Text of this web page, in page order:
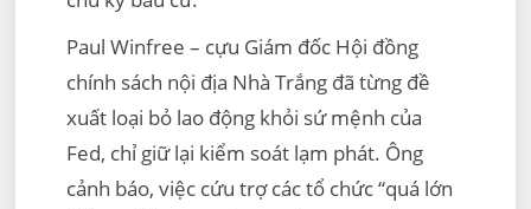
Paul Winfree – cựu Giám đốc Hội đồng
chính sách nội địa Nhà Trắng đã từng đề
xuất loại bỏ lao động khỏi sứ mệnh của
Fed, chỉ giữ lại kiểm soát lạm phát. Ông
cảnh báo, việc cứu trợ các tổ chức “quá lớn